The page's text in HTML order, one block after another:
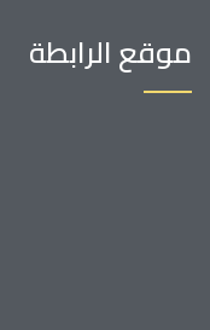
موقع الرابطة